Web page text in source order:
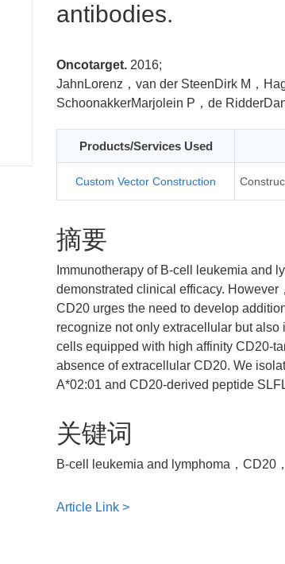
antibodies.
Oncotarget. 2016;
JahnLorenz，van der SteenDirk M，
SchoonakkerMarjolein P，de
Products/Services Used
Custom Vector Construction
摘要
Immunotherapy of B-cell leukemia and
demonstrated clinical efficacy.
CD20 urges the need to develop
recognize not only extracellular but
cells equipped with high affinity CD20-
absence of extracellular CD20. We
A*02:01 and CD20-derived peptide
关键词
B-cell leukemia and lymphoma，CD20
Article Link >